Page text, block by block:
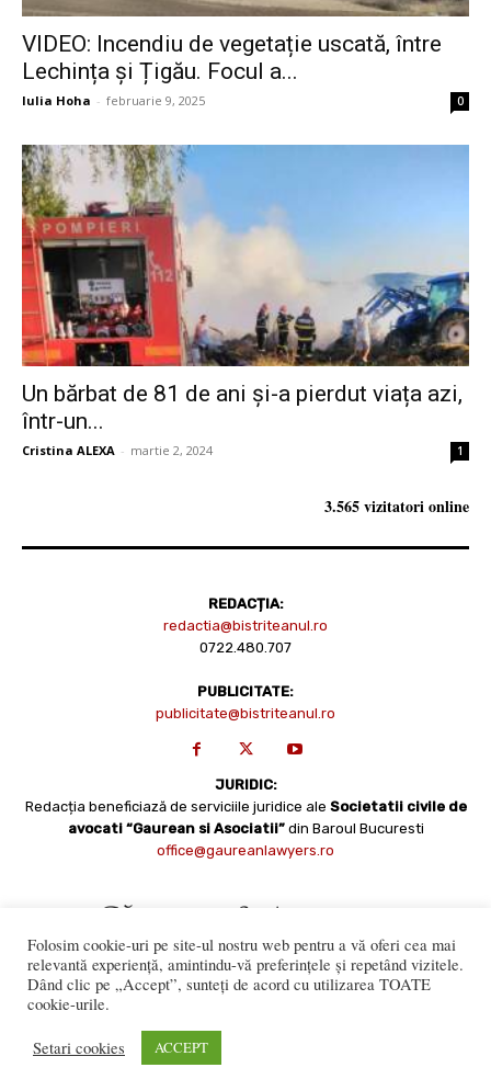
VIDEO: Incendiu de vegetație uscată, între
Lechința și Țigău. Focul a...
Iulia Hoha - februarie 9, 2025 0
Un bărbat de 81 de ani și-a pierdut viața azi,
într-un...
Cristina ALEXA - martie 2, 2024 1
3.565 vizitatori online
REDACȚIA:
redactia@bistriteanul.ro
0722.480.707
PUBLICITATE:
publicitate@bistriteanul.ro
JURIDIC:
Redacția beneficiază de serviciile juridice ale Societatii civile de
avocati “Gaurean si Asociatii” din Baroul Bucuresti
office@gaureanlawyers.ro
numai cu acordul expres al Bistriteanul.Ro. © Copyright 2008 -
Folosim cookie-uri pe site-ul nostru web pentru a vă oferi cea mai
relevantă experiență, amintindu-vă preferințele și repetând vizitele.
Dând clic pe „Accept”, sunteți de acord cu utilizarea TOATE
cookie-urile.
Setari cookies ACCEPT